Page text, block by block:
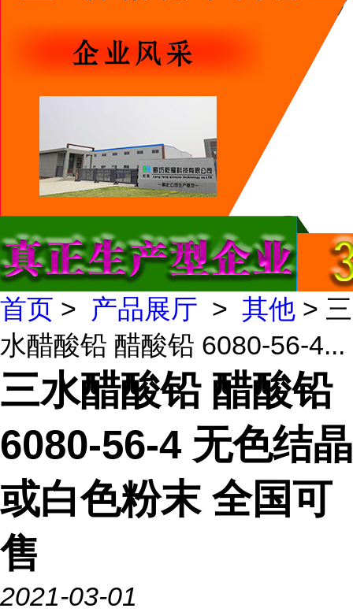
首页 > 产品展厅 > 其他 > 三
水醋酸铅 醋酸铅 6080-56-4...
三水醋酸铅 醋酸铅
6080-56-4 无色结晶
或白色粉末 全国可
售
2021-03-01